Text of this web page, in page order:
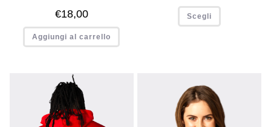
€18,00
Aggiungi al carrello
Scegli